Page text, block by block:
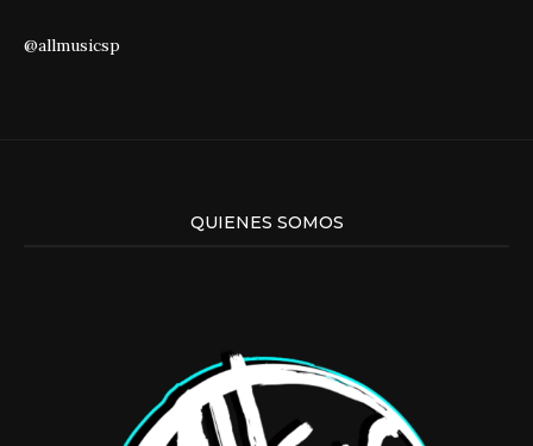
@allmusicsp
QUIENES SOMOS